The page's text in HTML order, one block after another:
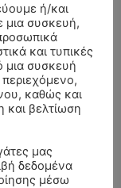
ή/και
μια συσκευή,
και τυπικές
μια συσκευή
περιεχόμενο,
καθώς και
και βελτίωση
μας
δεδομένα
μέσω